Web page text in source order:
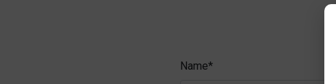
Name*